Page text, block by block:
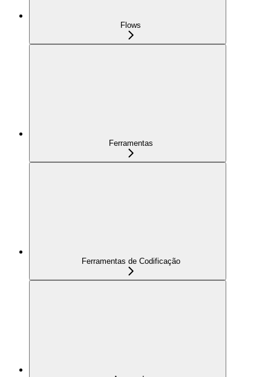
Flows
Ferramentas
Ferramentas de Codificação